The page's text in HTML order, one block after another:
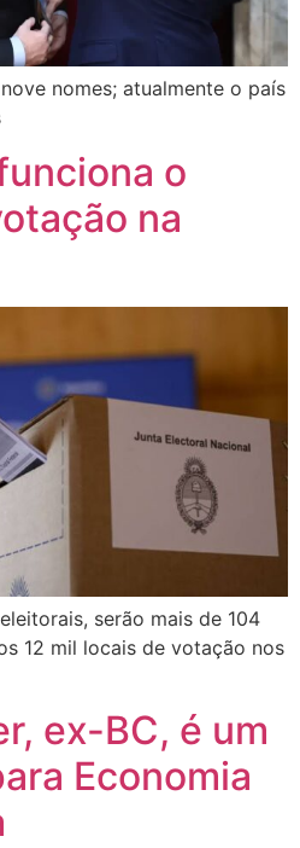
nomes; atualmente o país
o
na
serão mais de 104
12 mil locais de votação nos
ex-BC, é um
Economia